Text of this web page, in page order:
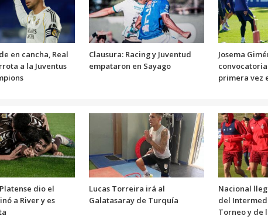
en cancha, Real
a la Juventus
Clausura: Racing y Juventud
empataron en Sayago
Josema
primera vez
dio el
a River y es
Lucas Torreira irá al
Galatasaray de Turquía
Nacional
del
Torneo y de